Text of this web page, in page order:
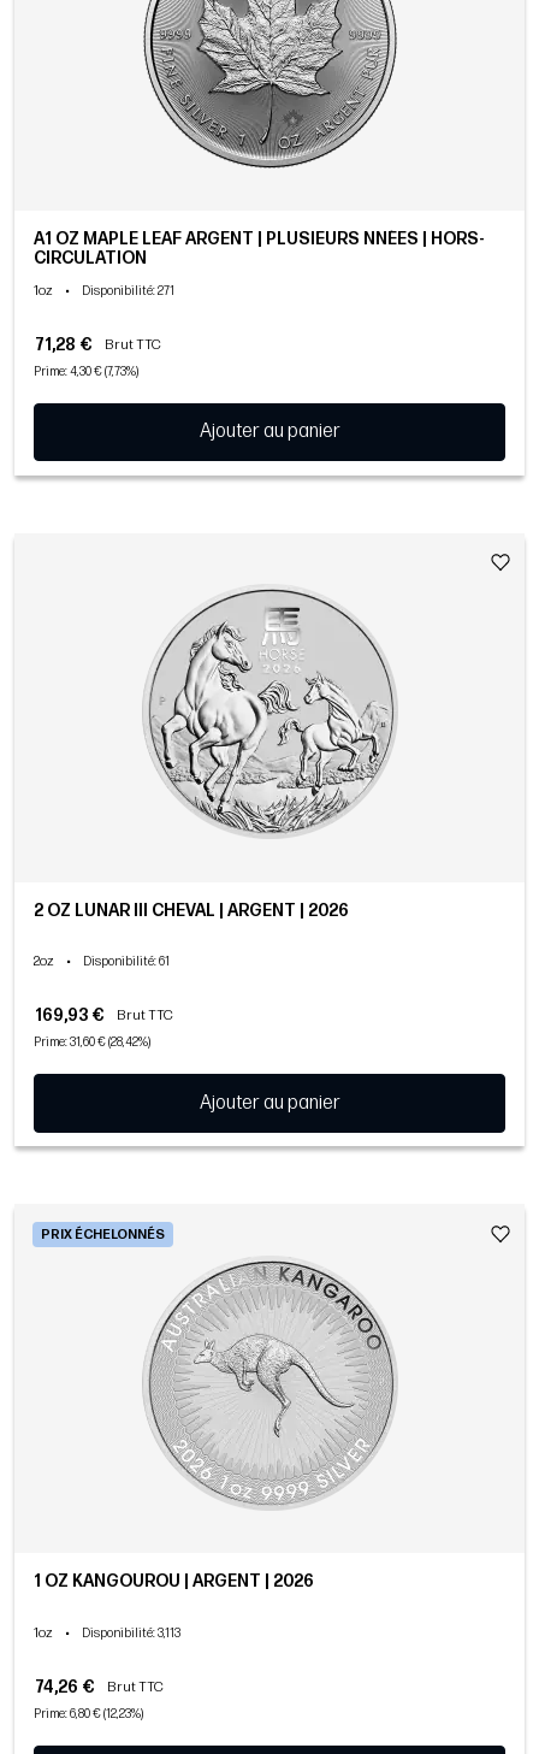
A1 OZ MAPLE LEAF ARGENT | PLUSIEURS NNÉES | HORS-
CIRCULATION
1oz • Disponibilité: 271
71,28 € Brut TTC
Prime: 4,30 € (7,73%)
Ajouter au panier
2 OZ LUNAR III CHEVAL | ARGENT | 2026
2oz • Disponibilité: 61
169,93 € Brut TTC
Prime: 31,60 € (28,42%)
Ajouter au panier
PRIX ÉCHELONNÉS
1 OZ KANGOUROU | ARGENT | 2026
1oz • Disponibilité: 3,113
74,26 € Brut TTC
Prime: 6,80 € (12,23%)